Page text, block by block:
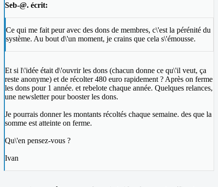
Seb-@. écrit:
Ce qui me fait peur avec des dons de membres, c\'est la pérénité du
système. Au bout d\'un moment, je crains que cela s\'émousse.
Et si l\'idée était d\'ouvrir les dons (chacun donne ce qu\'il veut, ça
reste anonyme) et de récolter 480 euro rapidement ? Après on ferme
les dons pour 1 année. et rebelote chaque année. Quelques relances,
une newsletter pour booster les dons.
Je pourrais donner les montants récoltés chaque semaine. des que la
somme est atteinte on ferme.
Qu\'en pensez-vous ?
Ivan